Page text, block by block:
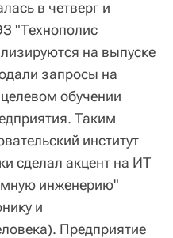
в четверг и
"Технополис
на выпуске
запросы на
обучении
Таким
институт
сделал акцент на ИТ
инженерию"
и
Предприятие